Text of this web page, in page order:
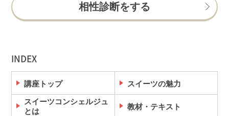
相性診断をする
INDEX
講座トップ スイーツの魅力
スイーツコンシェルジュ
とは
教材・テキスト